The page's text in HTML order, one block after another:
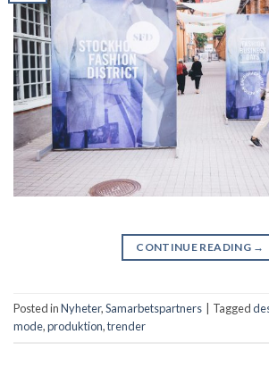
CONTINUE READING →
Posted inNyheter,Samarbetspartners Tagged
mode,produktion,trender